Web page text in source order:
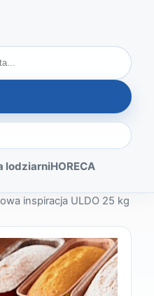
lodziarniHORECA
inspiracja ULDO 25 kg